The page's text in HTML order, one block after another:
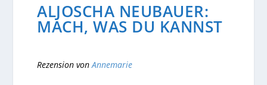
ALJOSCHA NEUBAUER:
MACH, WAS DU KANNST
Rezension vonAnnemarie